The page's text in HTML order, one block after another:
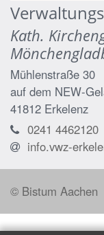
Kath.
Mühlenstraße 30
auf dem NEW-
41812 Erkelenz
0241 4462120
info.vwz-
© Bistum Aachen